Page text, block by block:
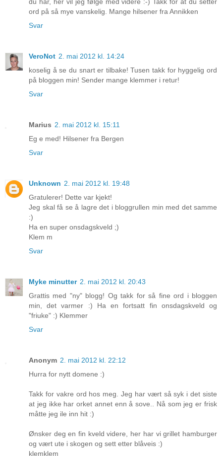
ord på så mye vanskelig. Mange hilsener fra Annikken
Svar
VeroNot 2. mai 2012 kl. 14:24
koselig å se du snart er tilbake! Tusen takk for hyggelig ord
på bloggen min! Sender mange klemmer i retur!
Svar
Marius 2. mai 2012 kl. 15:11
Eg e med! Hilsener fra Bergen
Svar
Unknown 2. mai 2012 kl. 19:48
Gratulerer! Dette var kjekt!
Jeg skal få se å lagre det i bloggrullen min med det samme
:)
Ha en super onsdagskveld ;)
Klem m
Svar
Myke minutter 2. mai 2012 kl. 20:43
Grattis med "ny" blogg! Og takk for så fine ord i bloggen
min, det varmer :) Ha en fortsatt fin onsdagskveld og
"friuke" :) Klemmer
Svar
Anonym 2. mai 2012 kl. 22:12
Hurra for nytt domene :)
Takk for vakre ord hos meg. Jeg har vært så syk i det siste
at jeg ikke har orket annet enn å sove.. Nå som jeg er frisk
måtte jeg ile inn hit :)
Ønsker deg en fin kveld videre, her har vi grillet hamburger
og vært ute i skogen og sett etter blåveis :)
klemklem